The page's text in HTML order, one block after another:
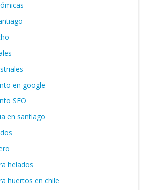
en google
SEO
en santiago
helados
huertos en chile